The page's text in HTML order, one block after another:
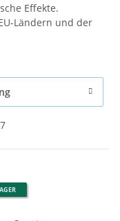
Effekte.
Ländern und der